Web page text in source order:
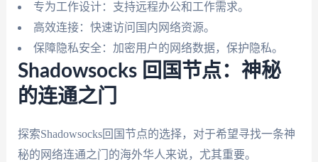
专为工作设计：支持远程办公和工作需求。
高效连接：快速访问国内网络资源。
保障隐私安全：加密用户的网络数据，保护隐私。
Shadowsocks 回国节点：神秘
的连通之门
探索Shadowsocks回国节点的选择，对于希望寻找一条神
秘的网络连通之门的海外华人来说，尤其重要。